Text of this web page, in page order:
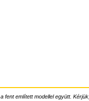
említett modellel együtt.